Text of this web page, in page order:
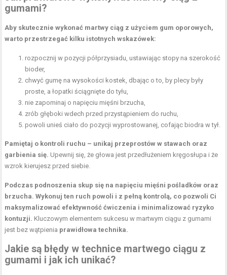
gumami?
Aby skutecznie wykonać martwy ciąg z użyciem gum oporowych,
warto przestrzegać kilku istotnych wskazówek:
rozpocznij w pozycji półprzysiadu, ustawiając stopy na szerokość
bioder,
chwyć gumę na wysokości kostek, dbając o to, by plecy były
proste, a łopatki ściągnięte do tyłu,
nie zapominaj o napięciu mięśni brzucha,
zrób głęboki wdech przed przystąpieniem do ruchu,
powoli unieś ciało do pozycji wyprostowanej, cofając biodra w tył.
Pamiętaj o kontroli ruchu – unikaj przeprostów w stawach oraz
garbienia się. Upewnij się, że głowa jest przedłużeniem kręgosłupa i że
wzrok kierujesz przed siebie.
Podczas podnoszenia skup się na napięciu mięśni pośladków oraz
brzucha. Wykonuj ten ruch powoli i z pełną kontrolą, co pozwoli Ci
maksymalizować efektywność ćwiczenia i minimalizować ryzyko
kontuzji. Kluczowym elementem sukcesu w martwym ciągu z gumami
jest bez wątpienia prawidłowa technika.
Jakie są błędy w technice martwego ciągu z
gumami i jak ich unikać?